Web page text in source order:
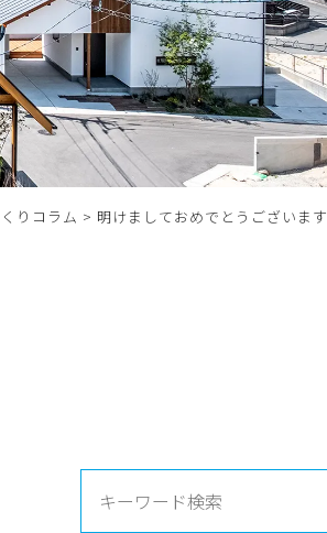
りコラム > 明けましておめでとうございます